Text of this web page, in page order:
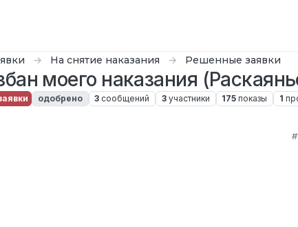
На снятие наказания Решенные заявки
моего наказания
одобрено 3 сообщений 3 участники 175 показы 1